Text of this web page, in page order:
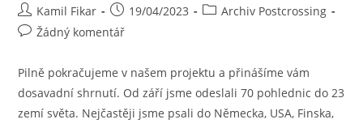
Kamil Fikar 19/04/2023
Archiv Postcrossing
Žádný komentář
Pilně pokračujeme v našem projektu a přinášíme vám
dosavadní shrnutí. Od září jsme odeslali 70 pohlednic do 23
zemí světa. Nejčastěji jsme psali do Německa, USA, Finska,